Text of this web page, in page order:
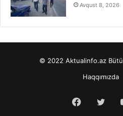
Avqust 8, 2026
© 2022 Aktualinfo.az
Haqqımızda
Facebook